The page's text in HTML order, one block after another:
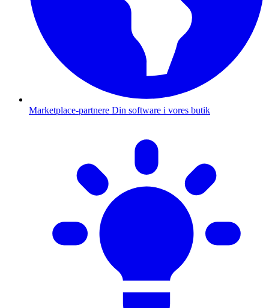
Marketplace-partnere Din software i vores butik